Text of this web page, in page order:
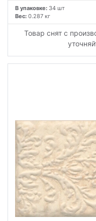
В упаковке: 34 шт
Вес: 0.287 кг
Товар снят с